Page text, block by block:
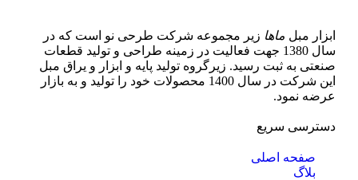
ابزار مبل ماها زیر مجموعه شرکت طرحی نو است که در
سال 1380 جهت فعالیت در زمینه طراحی و تولید قطعات
صنعتی به ثبت رسید. زیرگروه تولید پایه و ابزار و یراق مبل
این شرکت در سال 1400 محصولات خود را تولید و به بازار
عرضه نمود.
دسترسی سریع
صفحه اصلی
بلاگ